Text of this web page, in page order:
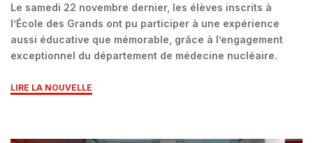
Le samedi 22 novembre dernier, les élèves inscrits à
l’École des Grands ont pu participer à une expérience
aussi éducative que mémorable, grâce à l’engagement
exceptionnel du département de médecine nucléaire.
LIRE LA NOUVELLE